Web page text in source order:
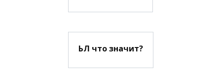
ЬЛ что значит?